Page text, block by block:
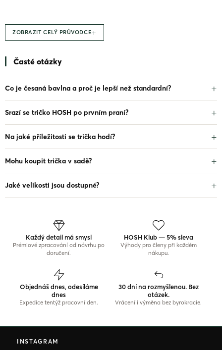
ZOBRAZIT CELÝ PRŮVODCE+
Časté otázky
Co je česaná bavlna a proč je lepší než standardní?
Srazí se tričko HOSH po prvním praní?
Na jaké příležitosti se trička hodí?
Mohu koupit trička v sadě?
Jaké velikosti jsou dostupné?
Každý detail má smysl
Prémiové zpracování od návrhu po
doručení.
HOSH Klub — 5% sleva
Výhody pro členy při každém
nákupu.
Objednáš dnes, odesíláme
dnes
Expedice tentýž pracovní den.
30 dní na rozmyšlenou. Bez
otázek.
Vrácení i výměna bez byrokracie.
INSTAGRAM